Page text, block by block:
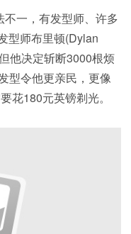
一，有发型师、许多
型师布里顿(Dylan
他决定斩断3000根烦
型令他更亲民，更像
花180元英镑剃光。